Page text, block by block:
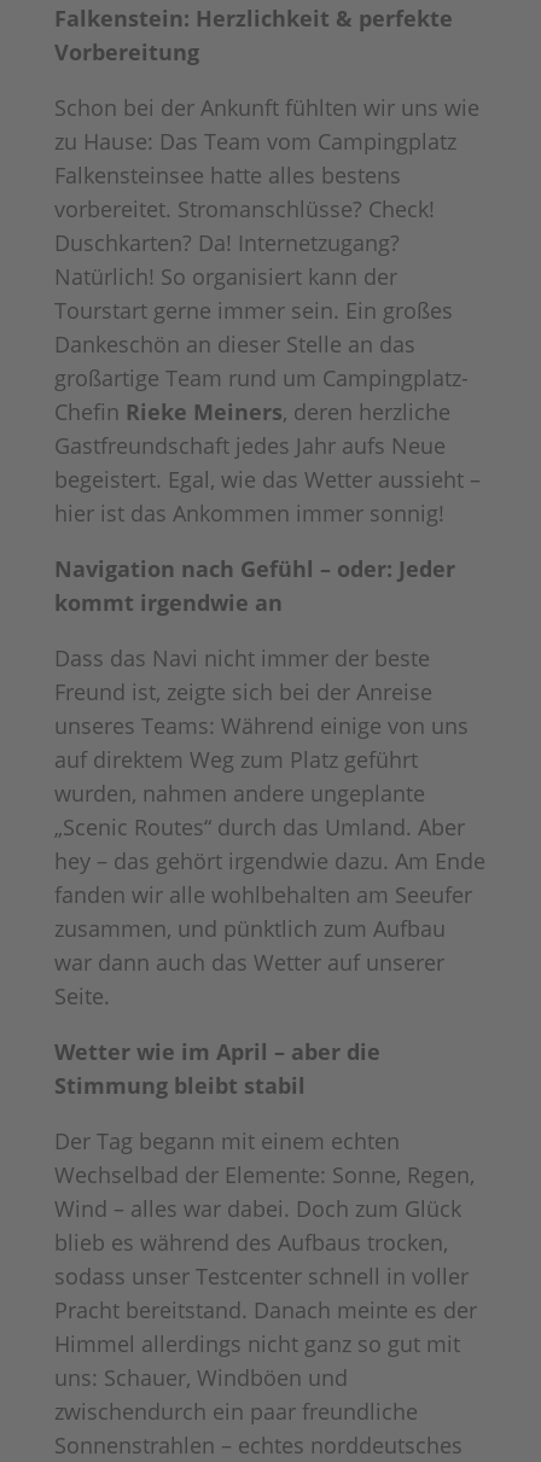
Falkenstein: Herzlichkeit & perfekte
Vorbereitung
Schon bei der Ankunft fühlten wir uns wie
zu Hause: Das Team vom Campingplatz
Falkensteinsee hatte alles bestens
vorbereitet. Stromanschlüsse? Check!
Duschkarten? Da! Internetzugang?
Natürlich! So organisiert kann der
Tourstart gerne immer sein. Ein großes
Dankeschön an dieser Stelle an das
großartige Team rund um Campingplatz-
Chefin Rieke Meiners, deren herzliche
Gastfreundschaft jedes Jahr aufs Neue
begeistert. Egal, wie das Wetter aussieht –
hier ist das Ankommen immer sonnig!
Navigation nach Gefühl – oder: Jeder
kommt irgendwie an
Dass das Navi nicht immer der beste
Freund ist, zeigte sich bei der Anreise
unseres Teams: Während einige von uns
auf direktem Weg zum Platz geführt
wurden, nahmen andere ungeplante
„Scenic Routes“ durch das Umland. Aber
hey – das gehört irgendwie dazu. Am Ende
fanden wir alle wohlbehalten am Seeufer
zusammen, und pünktlich zum Aufbau
war dann auch das Wetter auf unserer
Seite.
Wetter wie im April – aber die
Stimmung bleibt stabil
Der Tag begann mit einem echten
Wechselbad der Elemente: Sonne, Regen,
Wind – alles war dabei. Doch zum Glück
blieb es während des Aufbaus trocken,
sodass unser Testcenter schnell in voller
Pracht bereitstand. Danach meinte es der
Himmel allerdings nicht ganz so gut mit
uns: Schauer, Windböen und
zwischendurch ein paar freundliche
Sonnenstrahlen – echtes norddeutsches